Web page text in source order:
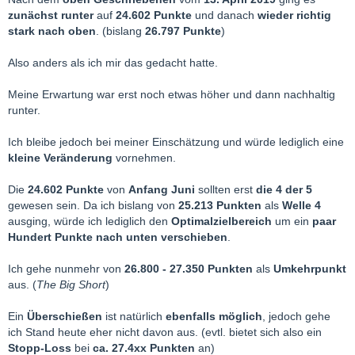
man beim besten Willennicht korrektiv zählen. Bekanntlich ging
ich von einerdeutlichen jedoch korrektiven
aus, umanschließend in Welle 3 abzustürzen
wohl in der135 ° Wende bei derGeldpolitik der FEDund den
Entspannungen
Von daher habe ich meine Zählungfür denDow Jones neu
ansetzenmüssen, da sie in der
An der gesamten Einschätzungder Lageändertsich jedoch
nichtwirklichviel
Markt-Toppaus. (Welle 5)
dieWelle Beiner Expanded Flat Korrekturin der
übergeordneten Welle 4darstellt. Deranschließende
Absturzaufca. 21.682 Punkte(Heiligabend
zunächst runterauf 24.602 Punkte und danach wieder richtig
stark nach oben . (bislang 26.797 Punkte)
Also anders als ich mir das gedacht hatte.
Meine Erwartung war erst noch etwas höher und dann nachhaltig
runter.
Ich bleibe jedoch bei meiner Einschätzung und würde lediglich eine
kleine Veränderung vornehmen.
Die 24.602 Punkte von Anfang Juni sollten erst die 4 der 5
gewesen sein. Da ich bislang von 25.213 Punkten als Welle 4
ausging, würde ich lediglich den Optimalzielbereich um ein paar
Hundert Punkte nach unten verschieben
Ich gehe nunmehr von 26.800 - 27.350 Punkten als Umkehrpunkt
aus. (The Big Short)
Ein Überschießen ist natürlich ebenfalls möglich , jedoch gehe
ich Stand heute eher nicht davon aus. (evtl. bietet sich also ein
Stopp-Loss bei ca. 27.4xx Punkten an)